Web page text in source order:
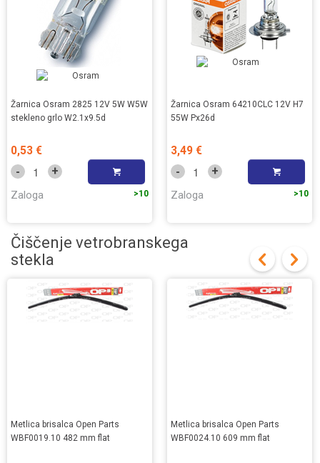
Žarnica Osram 2825 12V 5W W5W
stekleno grlo W2.1x9.5d
0,53 €
- +
Zaloga >10
Žarnica Osram 64210CLC 12V H7
55W Px26d
3,49 €
- +
Zaloga >10
Čiščenje vetrobranskega
stekla
Metlica brisalca Open Parts
WBF0019.10 482 mm flat
Metlica brisalca Open Parts
WBF0024.10 609 mm flat